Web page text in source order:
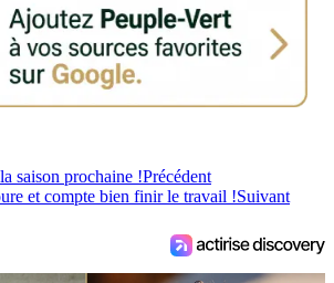
saison prochaine !Précédent
et compte bien finir le travail !Suivant